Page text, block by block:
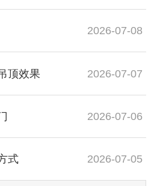
2026-07-08
顶效果 2026-07-07
2026-07-06
式 2026-07-05